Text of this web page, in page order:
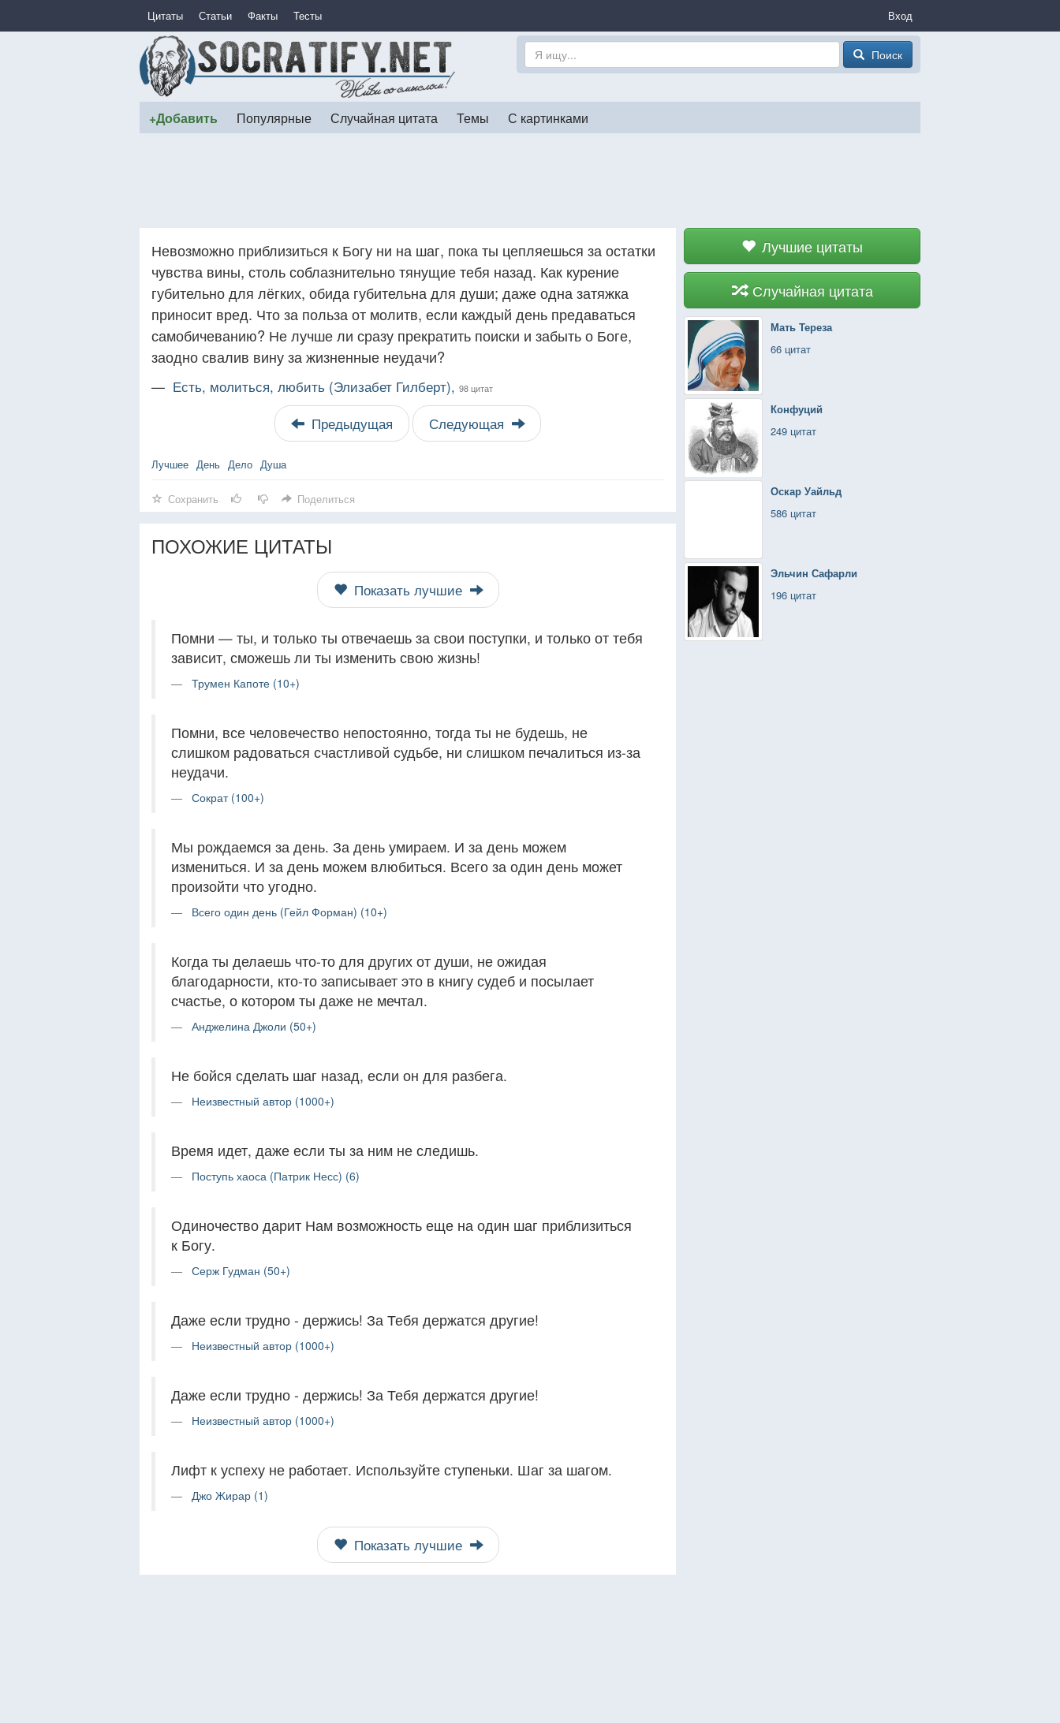
Цитаты Статьи Факты Тесты Вход
Поиск
+Добавить Популярные Случайная цитата Темы С картинками
Лучшие цитаты
Случайная цитата
Мать Тереза
66 цитат
Конфуций
249 цитат
Оскар Уайльд
586 цитат
Эльчин Сафарли
196 цитат
Невозможно приблизиться к Богу ни на шаг, пока ты цепляешься за остатки
чувства вины, столь соблазнительно тянущие тебя назад. Как курение
губительно для лёгких, обида губительна для души; даже одна затяжка
приносит вред. Что за польза от молитв, если каждый день предаваться
самобичеванию? Не лучше ли сразу прекратить поиски и забыть о Боге,
заодно свалив вину за жизненные неудачи?
— Есть, молиться, любить (Элизабет Гилберт), 98 цитат
Предыдущая Следующая
Лучшее День Дело Душа
Сохранить Поделиться
ПОХОЖИЕ ЦИТАТЫ
Показать лучшие
Помни — ты, и только ты отвечаешь за свои поступки, и только от тебя
зависит, сможешь ли ты изменить свою жизнь!
Трумен Капоте (10+)
Помни, все человечество непостоянно, тогда ты не будешь, не
слишком радоваться счастливой судьбе, ни слишком печалиться из-за
неудачи.
Сократ (100+)
Мы рождаемся за день. За день умираем. И за день можем
измениться. И за день можем влюбиться. Всего за один день может
произойти что угодно.
Всего один день (Гейл Форман) (10+)
Когда ты делаешь что-то для других от души, не ожидая
благодарности, кто-то записывает это в книгу судеб и посылает
счастье, о котором ты даже не мечтал.
Анджелина Джоли (50+)
Не бойся сделать шаг назад, если он для разбега.
Неизвестный автор (1000+)
Время идет, даже если ты за ним не следишь.
Поступь хаоса (Патрик Несс) (6)
Одиночество дарит Нам возможность еще на один шаг приблизиться
к Богу.
Серж Гудман (50+)
Даже если трудно - держись! За Тебя держатся другие!
Неизвестный автор (1000+)
Даже если трудно - держись! За Тебя держатся другие!
Неизвестный автор (1000+)
Лифт к успеху не работает. Используйте ступеньки. Шаг за шагом.
Джо Жирар (1)
Показать лучшие